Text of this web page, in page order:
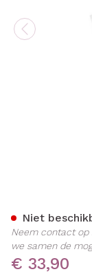
€ 33,90
Niet
Neem contact op
we samen de